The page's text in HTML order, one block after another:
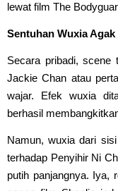
lewat film The
Sentuhan Wuxia Agak
Secara pribadi, scene
Jackie Chan atau
wajar. Efek wuxia
berhasil
Namun, wuxia dari
terhadap Penyihir Ni
putih panjangnya. Iya,